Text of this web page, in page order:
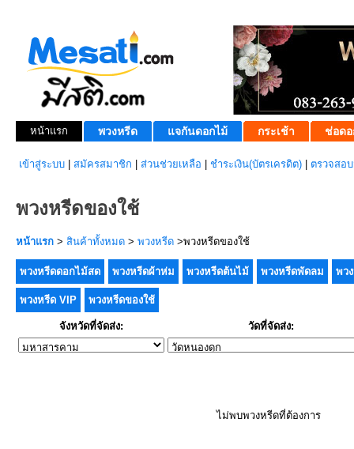
หน้าแรก พวงหรีด แจกันดอกไม้ กระเช้า ช่อดอ
เข้าสู่ระบบ สมัครสมาชิก ส่วนช่วยเหลือ ชำระเงิน(บัตรเครดิต) ตรวจสอ
พวงหรีดของใช้
หน้าแรก > สินค้าทั้งหมด > พวงหรีด >พวงหรีดของใช้
พวงหรีดดอกไม้สด พวงหรีดผ้าห่ม พวงหรีดต้นไม้ พวงหรีดพัดลม พว
พวงหรีด VIP พวงหรีดของใช้
จังหวัดที่จัดส่ง: วัดที่จัดส่ง:
ไม่พบพวงหรีดที่ต้องการ